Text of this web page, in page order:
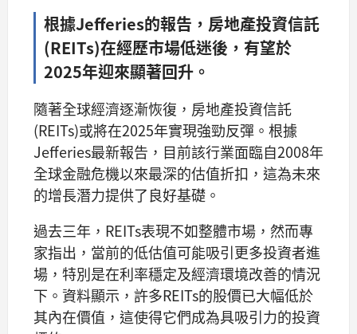
根據Jefferies的報告，房地產投資信託
(REITs)在經歷市場低迷後，有望於
2025年迎來顯著回升。
隨著全球經濟逐漸恢復，房地產投資信託
(REITs)或將在2025年實現強勁反彈。根據
Jefferies最新報告，目前該行業面臨自2008年
全球金融危機以來最深的估值折扣，這為未來
的增長潛力提供了良好基礎。
過去三年，REITs表現不如整體市場，然而專
家指出，當前的低估值可能吸引更多投資者進
場，特別是在利率穩定及經濟環境改善的情況
下。資料顯示，許多REITs的股價已大幅低於
其內在價值，這使得它們成為具吸引力的投資